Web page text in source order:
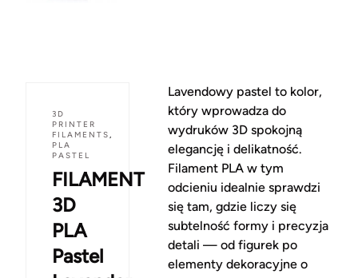
3D
PRINTER
FILAMENTS,
PLA
PASTEL
FILAMENT
3D
PLA
Pastel
Lavendowy pastel to kolor,
który wprowadza do
wydruków 3D spokojną
elegancję i delikatność.
Filament PLA w tym
odcieniu idealnie sprawdzi
się tam, gdzie liczy się
subtelność formy i precyzja
detali — od figurek po
elementy dekoracyjne o